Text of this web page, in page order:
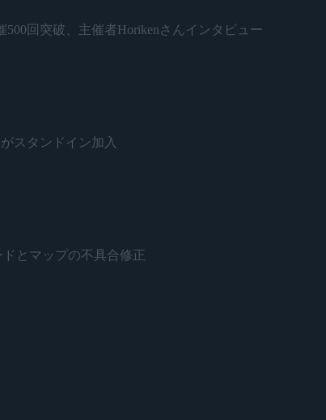
500回突破、主催者Horikenさんインタビュー
スタンドイン加入
ドとマップの不具合修正